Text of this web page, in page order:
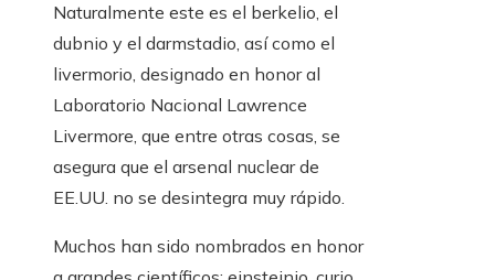
Naturalmente este es el berkelio, el
dubnio y el darmstadio, así como el
livermorio, designado en honor al
Laboratorio Nacional Lawrence
Livermore, que entre otras cosas, se
asegura que el arsenal nuclear de
EE.UU. no se desintegra muy rápido.
Muchos han sido nombrados en honor